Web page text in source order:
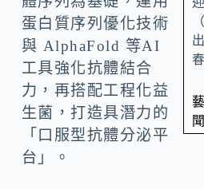
蛋白質序列優化技術
與 AlphaFold 等AI
工具強化抗體結合
力，再搭配工程化益
生菌，打造具潛力的
「口服型抗體分泌平
台」。
聞